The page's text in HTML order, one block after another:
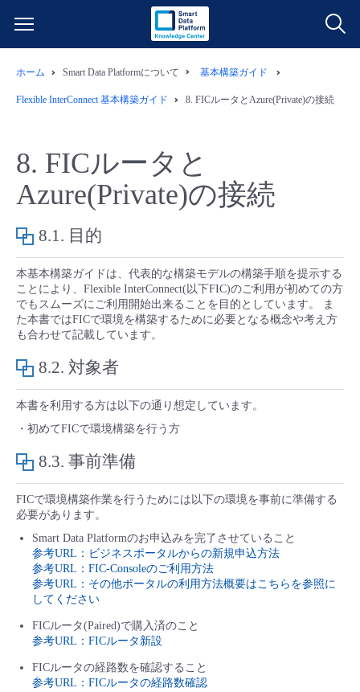
クラウド/サーバー
モニタリング/監査
サポート
管理機能
データ利活用
IoT
モニタリング/監査
サポート
すべてのメニューを見る
料金情報
クラウド/サーバー
ネットワーク
IoT
サポート
すべてのメニューを見る
- 管理機能
■ セットアップガイド
- 新規お申し込み方法
- 初期設定・確認
- ユーザー機能の管理
- 登録情報の管理
- APIリファレンス
ユースケース
- バックアップ
- データと分析
- リモートワーク
- ITインフラストラクチャー
- その他
故障/メンテナンス情報
サービス稼働状況
故障/メンテナンス履歴
定期メンテナンス
販売パートナー向けプログラム
協業パートナー
脱炭素化
ホーム Smart Data Platformについて 基本構築ガイド
Flexible InterConnect 基本構築ガイド 8. FICルータとAzure(Private)の接続
8. FICルータと
Azure(Private)の接続
8.1. 目的
本基本構築ガイドは、代表的な構築モデルの構築手順を提示する
ことにより、Flexible InterConnect(以下FIC)のご利用が初めての方
でもスムーズにご利用開始出来ることを目的としています。 ま
た本書ではFICで環境を構築するために必要となる概念や考え方
も合わせて記載しています。
8.2. 対象者
本書を利用する方は以下の通り想定しています。
・初めてFICで環境構築を行う方
8.3. 事前準備
FICで環境構築作業を行うためには以下の環境を事前に準備する
必要があります。
Smart Data Platformのお申込みを完了させていること
参考URL：ビジネスポータルからの新規申込方法
参考URL：FIC-Consoleのご利用方法
参考URL：その他ポータルの利用方法概要はこちらを参照に
してください
FICルータ(Paired)で購入済のこと
参考URL：FICルータ新設
FICルータの経路数を確認すること
参考URL：FICルータの経路数確認